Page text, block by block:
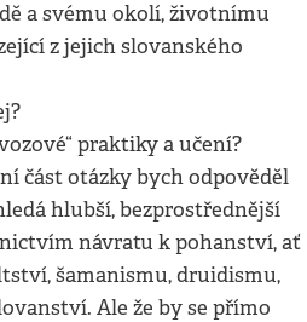
a svému okolí, životnímu
z jejich slovanského
praktiky a učení?
část otázky bych odpověděl
hlubší, bezprostřednější
návratu k pohanství, ať
šamanismu, druidismu,
Ale že by se přímo